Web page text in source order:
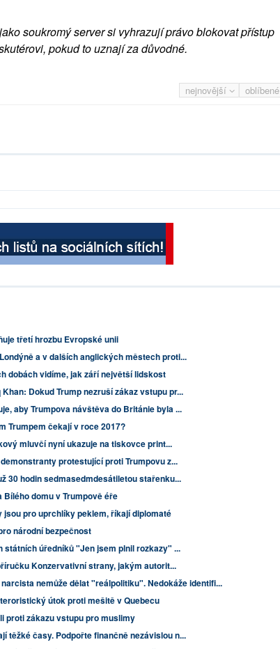
soukromý server si vyhrazují právo blokovat přístup
pokud to uznají za důvodné.
nejnovější oblíbené
třetí hrozbu Evropské unii
a v dalších anglických městech proti...
dobách vidíme, jak září největší lidskost
Dokud Trump nezruší zákaz vstupu pr...
aby Trumpova návštěva do Británie byla ...
Trumpem čekají v roce 2017?
mluvčí nyní ukazuje na tiskovce print...
protestující proti Trumpovu z...
30 hodin sedmasedmdesátiletou stařenku...
Bílého domu v Trumpově éře
pro uprchlíky peklem, říkají diplomaté
národní bezpečnost
státních úředníků "Jen jsem plnil rozkazy" ...
Konzervativní strany, jakým autorit...
nemůže dělat "reálpolitiku". Nedokáže identifi...
útok proti mešitě v Quebecu
proti zákazu vstupu pro muslimy
těžké časy. Podpořte finančně nezávislou n...